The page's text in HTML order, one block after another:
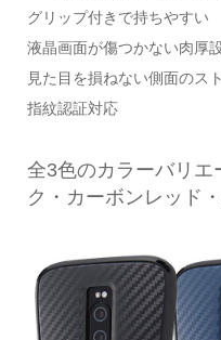
グリップ付きで持ちやすい
液晶画面が傷つかない肉厚
見た目を損ねない側面のス
指紋認証対応
全3色のカラーバリエ
ク・カーボンレッド